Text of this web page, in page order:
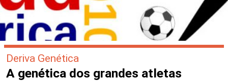
Deriva Genética
A genética dos grandes atletas